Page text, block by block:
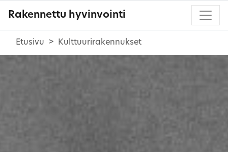
Rakennettu hyvinvointi
Etusivu Kulttuurirakennukset